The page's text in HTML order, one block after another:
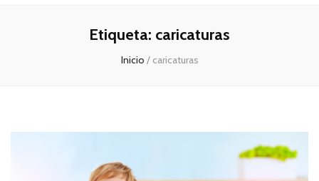
Etiqueta: caricaturas
Inicio / caricaturas